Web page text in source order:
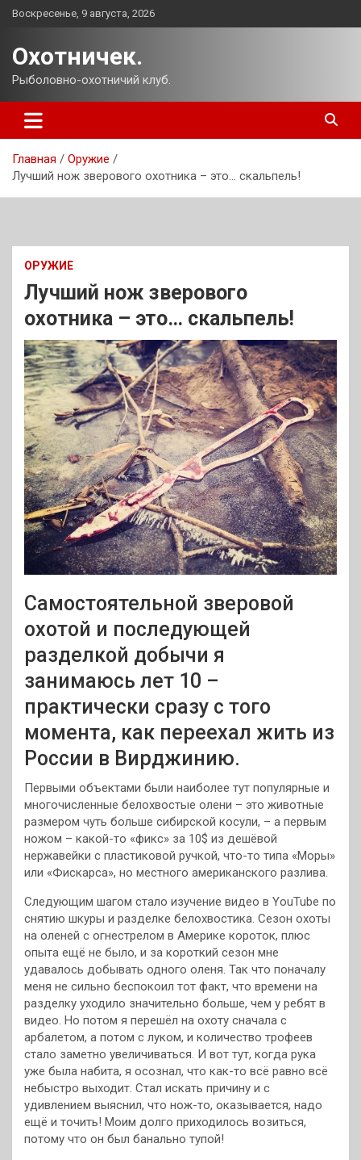
Перейти
Воскресенье, 9 августа, 2026
Охотничек.
Рыболовно-охотничий клуб.
Главная
Оружие
Лучший нож зверового охотника – это… скальпель!
ОРУЖИЕ
Лучший нож зверового
охотника – это… скальпель!
Самостоятельной зверовой
охотой и последующей
разделкой добычи я
занимаюсь лет 10 –
практически сразу с того
момента, как переехал жить из
России в Вирджинию.
Первыми объектами были наиболее тут популярные и
многочисленные белохвостые олени – это животные
размером чуть больше сибирской косули, – а первым
ножом – какой-то «фикс» за 10$ из дешёвой
нержавейки с пластиковой ручкой, что-то типа «Моры»
или «Фискарса», но местного американского разлива.
Следующим шагом стало изучение видео в YouTube по
снятию шкуры и разделке белохвостика. Сезон охоты
на оленей с огнестрелом в Америке короток, плюс
опыта ещё не было, и за короткий сезон мне
удавалось добывать одного оленя. Так что поначалу
меня не сильно беспокоил тот факт, что времени на
разделку уходило значительно больше, чем у ребят в
видео. Но потом я перешёл на охоту сначала с
арбалетом, а потом с луком, и количество трофеев
стало заметно увеличиваться. И вот тут, когда рука
уже была набита, я осознал, что как-то всё равно всё
небыстро выходит. Стал искать причину и с
удивлением выяснил, что нож-то, оказывается, надо
ещё и точить! Моим долго приходилось возиться,
потому что он был банально тупой!